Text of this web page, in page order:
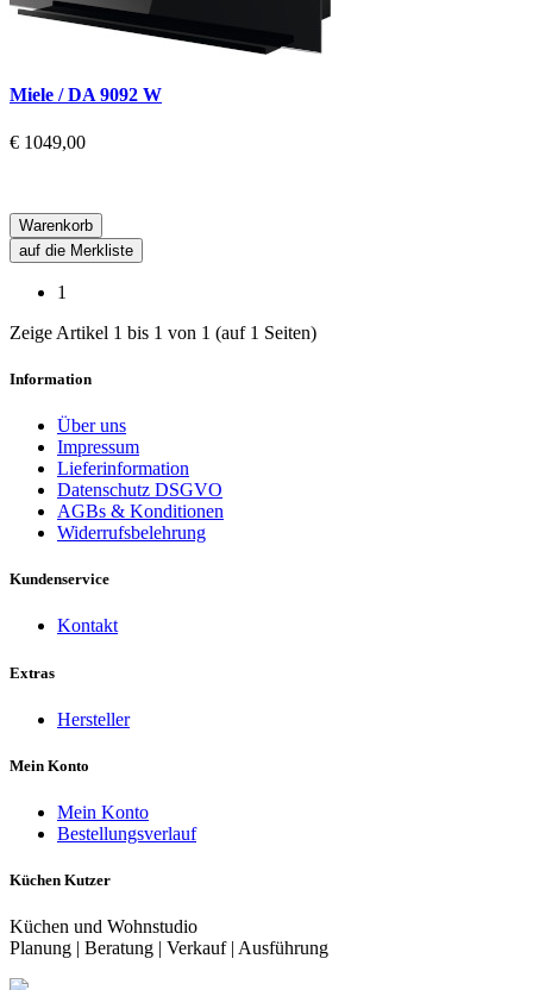
Miele / DA 9092 W
€ 1049,00
Warenkorb
auf die Merkliste
1
Zeige Artikel 1 bis 1 von 1 (auf 1 Seiten)
Information
Über uns
Impressum
Lieferinformation
Datenschutz DSGVO
AGBs & Konditionen
Widerrufsbelehrung
Kundenservice
Kontakt
Extras
Hersteller
Mein Konto
Mein Konto
Bestellungsverlauf
Küchen Kutzer
Küchen und Wohnstudio
Planung | Beratung | Verkauf | Ausführung